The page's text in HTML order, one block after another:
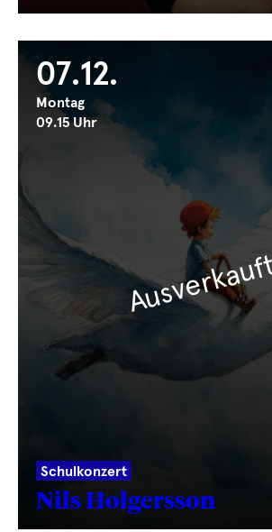
07.12.
Montag
09.15 Uhr
Schulkonzert
Nils Holgersson